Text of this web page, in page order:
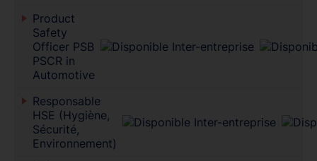
Product
Safety
Officer PSB
PSCR in
Automotive
Responsable
HSE (Hygiène,
Sécurité,
Environnement)